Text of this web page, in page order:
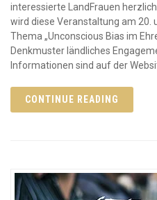
interessierte LandFrauen
wird diese Veranstaltung am 20.
Thema „Unconscious Bias im
Denkmuster ländliches
Informationen sind auf der
CONTINUE READING